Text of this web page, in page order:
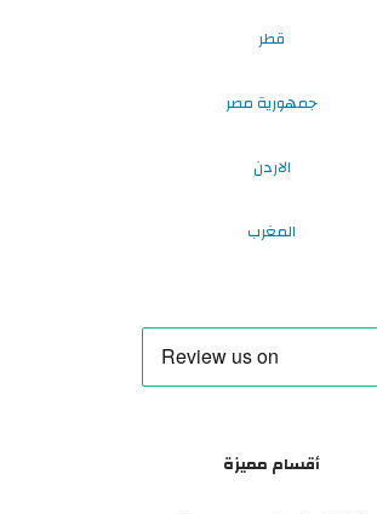
قطر
جمهورية مصر
الاردن
المغرب
أقسام مميزة